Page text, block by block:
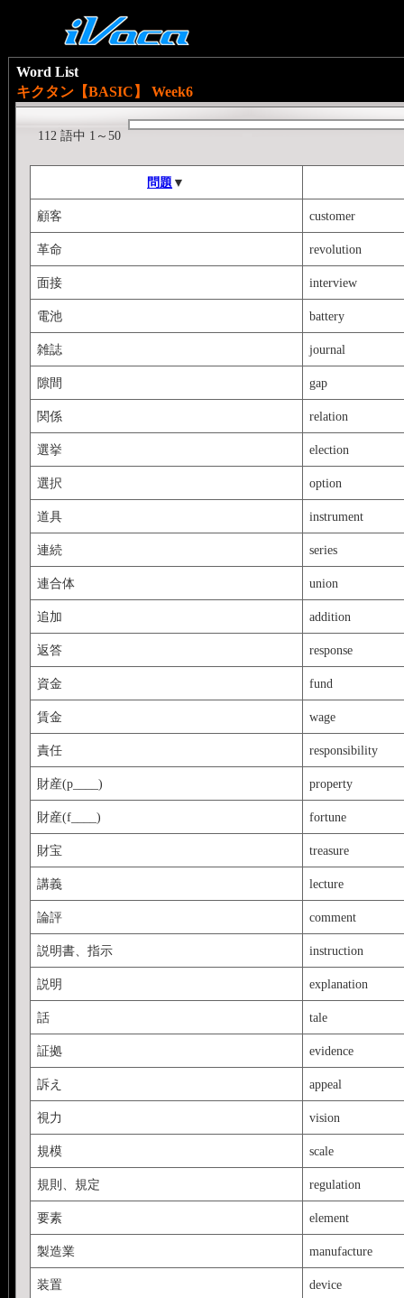
Word List
キクタン【BASIC】 Week6
112 語中 1～50
問題 ▼
顧客 customer
革命 revolution
面接 interview
電池 battery
雑誌 journal
隙間 gap
関係 relation
選挙 election
選択 option
道具 instrument
連続 series
連合体 union
追加 addition
返答 response
資金 fund
賃金 wage
責任 responsibility
財産(p____) property
財産(f____) fortune
財宝 treasure
講義 lecture
論評 comment
説明書、指示 instruction
説明 explanation
話 tale
証拠 evidence
訴え appeal
視力 vision
規模 scale
規則、規定 regulation
要素 element
製造業 manufacture
装置 device